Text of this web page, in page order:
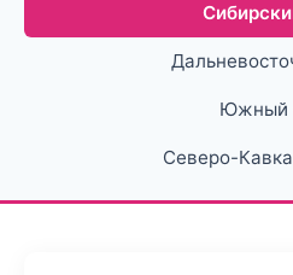
Южный
Северо-